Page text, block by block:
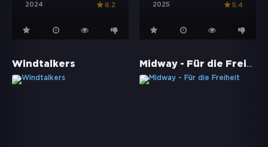
2024 6.2 2025 5.4
Windtalkers Midway - Für die Freiheit